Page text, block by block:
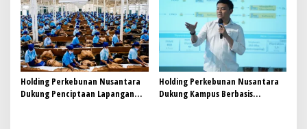
Holding Perkebunan Nusantara
Dukung Penciptaan Lapangan
Holding Perkebunan Nusantara
Dukung Kampus Berbasis